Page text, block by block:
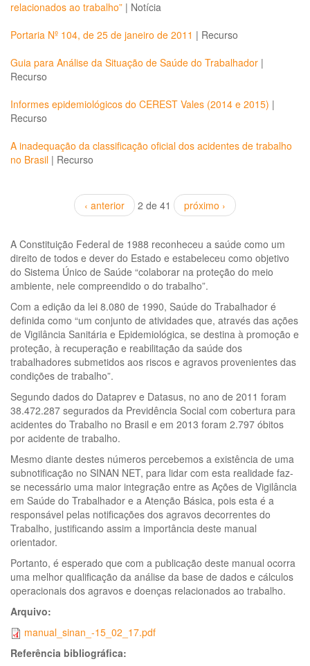
relacionados ao trabalho” | Notícia
Portaria Nº 104, de 25 de janeiro de 2011 | Recurso
Guia para Análise da Situação de Saúde do Trabalhador |
Recurso
Informes epidemiológicos do CEREST Vales (2014 e 2015) |
Recurso
A inadequação da classificação oficial dos acidentes de trabalho
no Brasil | Recurso
‹ anterior 2 de 41 próximo ›
A Constituição Federal de 1988 reconheceu a saúde como um
direito de todos e dever do Estado e estabeleceu como objetivo
do Sistema Único de Saúde “colaborar na proteção do meio
ambiente, nele compreendido o do trabalho”.
Com a edição da lei 8.080 de 1990, Saúde do Trabalhador é
definida como “um conjunto de atividades que, através das ações
de Vigilância Sanitária e Epidemiológica, se destina à promoção e
proteção, à recuperação e reabilitação da saúde dos
trabalhadores submetidos aos riscos e agravos provenientes das
condições de trabalho”.
Segundo dados do Dataprev e Datasus, no ano de 2011 foram
38.472.287 segurados da Previdência Social com cobertura para
acidentes do Trabalho no Brasil e em 2013 foram 2.797 óbitos
por acidente de trabalho.
Mesmo diante destes números percebemos a existência de uma
subnotificação no SINAN NET, para lidar com esta realidade faz-
se necessário uma maior integração entre as Ações de Vigilância
em Saúde do Trabalhador e a Atenção Básica, pois esta é a
responsável pelas notificações dos agravos decorrentes do
Trabalho, justificando assim a importância deste manual
orientador.
Portanto, é esperado que com a publicação deste manual ocorra
uma melhor qualificação da análise da base de dados e cálculos
operacionais dos agravos e doenças relacionados ao trabalho.
Arquivo:
manual_sinan_-15_02_17.pdf
Referência bibliográfica: